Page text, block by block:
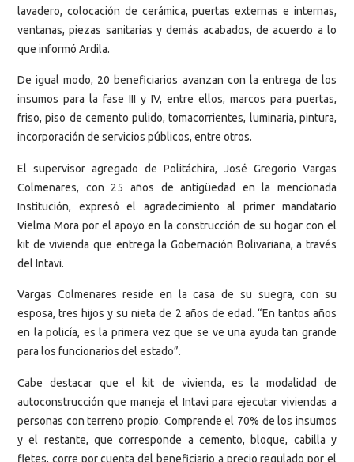
lavadero, colocación de cerámica, puertas externas e internas,
ventanas, piezas sanitarias y demás acabados, de acuerdo a lo
que informó Ardila.
De igual modo, 20 beneficiarios avanzan con la entrega de los
insumos para la fase III y IV, entre ellos, marcos para puertas,
friso, piso de cemento pulido, tomacorrientes, luminaria, pintura,
incorporación de servicios públicos, entre otros.
El supervisor agregado de Politáchira, José Gregorio Vargas
Colmenares, con 25 años de antigüedad en la mencionada
Institución, expresó el agradecimiento al primer mandatario
Vielma Mora por el apoyo en la construcción de su hogar con el
kit de vivienda que entrega la Gobernación Bolivariana, a través
del Intavi.
Vargas Colmenares reside en la casa de su suegra, con su
esposa, tres hijos y su nieta de 2 años de edad. “En tantos años
en la policía, es la primera vez que se ve una ayuda tan grande
para los funcionarios del estado”.
Cabe destacar que el kit de vivienda, es la modalidad de
autoconstrucción que maneja el Intavi para ejecutar viviendas a
personas con terreno propio. Comprende el 70% de los insumos
y el restante, que corresponde a cemento, bloque, cabilla y
fletes, corre por cuenta del beneficiario a precio regulado por el